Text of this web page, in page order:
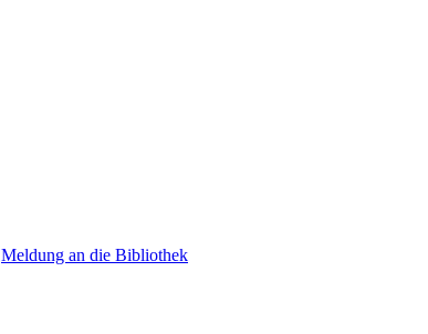
Meldung an die Bibliothek